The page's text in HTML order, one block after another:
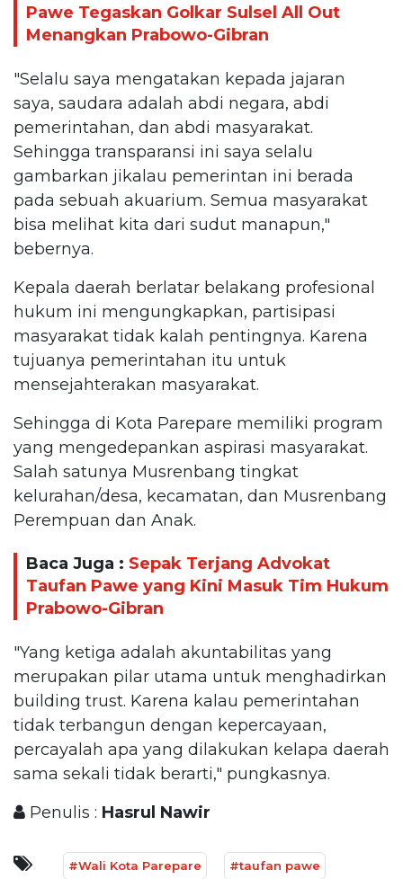
Pawe Tegaskan Golkar Sulsel All Out
Menangkan Prabowo-Gibran
"Selalu saya mengatakan kepada jajaran
saya, saudara adalah abdi negara, abdi
pemerintahan, dan abdi masyarakat.
Sehingga transparansi ini saya selalu
gambarkan jikalau pemerintan ini berada
pada sebuah akuarium. Semua masyarakat
bisa melihat kita dari sudut manapun,"
bebernya.
Kepala daerah berlatar belakang profesional
hukum ini mengungkapkan, partisipasi
masyarakat tidak kalah pentingnya. Karena
tujuanya pemerintahan itu untuk
mensejahterakan masyarakat.
Sehingga di Kota Parepare memiliki program
yang mengedepankan aspirasi masyarakat.
Salah satunya Musrenbang tingkat
kelurahan/desa, kecamatan, dan Musrenbang
Perempuan dan Anak.
Baca Juga : Sepak Terjang Advokat
Taufan Pawe yang Kini Masuk Tim Hukum
Prabowo-Gibran
"Yang ketiga adalah akuntabilitas yang
merupakan pilar utama untuk menghadirkan
building trust. Karena kalau pemerintahan
tidak terbangun dengan kepercayaan,
percayalah apa yang dilakukan kelapa daerah
sama sekali tidak berarti," pungkasnya.
Penulis : Hasrul Nawir
#Wali Kota Parepare #taufan pawe